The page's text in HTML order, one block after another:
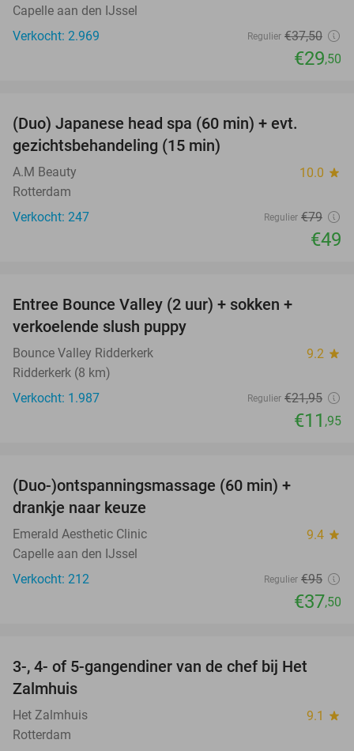
Capelle aan den IJssel
Verkocht: 2.969
Regulier €37,50
€29,50
(Duo) Japanese head spa (60 min) + evt.
gezichtsbehandeling (15 min)
A.M Beauty 10.0 star
Rotterdam
Verkocht: 247
Regulier €79
€49
Entree Bounce Valley (2 uur) + sokken +
verkoelende slush puppy
Bounce Valley Ridderkerk 9.2 star
Ridderkerk (8 km)
Verkocht: 1.987
Regulier €21,95
€11 ,95
(Duo-)ontspanningsmassage (60 min) +
drankje naar keuze
Emerald Aesthetic Clinic 9.4 star
Capelle aan den IJssel
Verkocht: 212
Regulier €95
€37,50
34%
3-, 4- of 5-gangendiner van de chef bij Het
Zalmhuis
Het Zalmhuis 9.1 star
Rotterdam